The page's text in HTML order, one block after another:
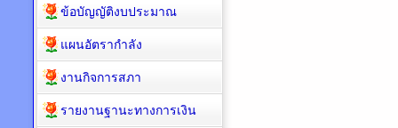
ข้อบัญญัติงบประมาณ
แผนอัตรากำลัง
งานกิจการสภา
รายงานฐานะทางการเงิน